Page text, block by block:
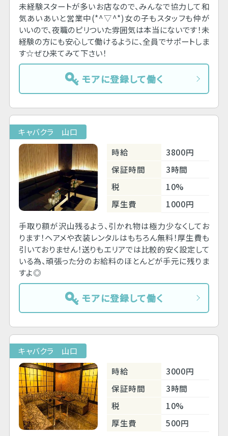
未経験スタートが多いお店なので、みんなで協力して和
気あいあいと営業中(*^▽^*)女の子もスタッフも仲が
いいので、夜職のピリついた雰囲気は本当にないです！未
経験の方にも安心して働けるように、全員でサポートしま
す☆ぜひ来てみて下さい！
モアに登録して働く
キャバクラ 山口
時給
3800円
保証時間
3時間
税
10%
厚生費
1000円
手取り額が沢山残るよう、引かれ物は極力少なくしてお
ります！ヘアメや衣装レンタルはもちろん無料！厚生費も
引いておりません！送りもエリアでは比較的安く設定して
いる為、頑張った分のお給料のほとんどが手元に残りま
すよ◎
モアに登録して働く
キャバクラ 山口
時給
3000円
保証時間
3時間
税
10%
厚生費
500円